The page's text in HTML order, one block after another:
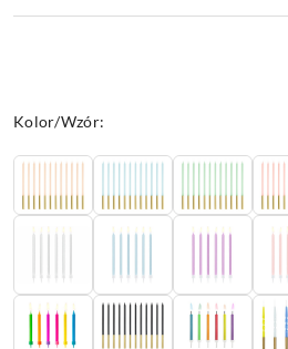
Wariant
Kolor/Wzór: